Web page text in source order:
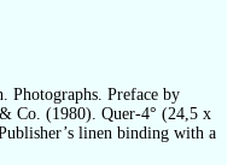
Photographs. Preface by
Co. (1980). Quer-4° (24,5 x
linen binding with a